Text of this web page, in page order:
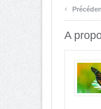
‹
A